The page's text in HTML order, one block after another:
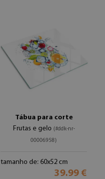
Tábua para corte
Frutas e gelo (#ddk-nr-
00006958)
tamanho de: 60x52 cm
39.99 €